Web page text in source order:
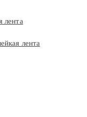
лента
лента